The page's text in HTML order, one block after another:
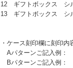
12 ギフトボックス シ
13 ギフトボックス シ
・ケース刻印欄に刻印内
Aパターンご記入例：
Bパターンご記入例